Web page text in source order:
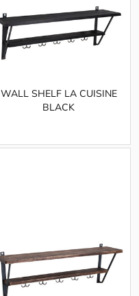
WALL SHELF LA CUISINE
BLACK